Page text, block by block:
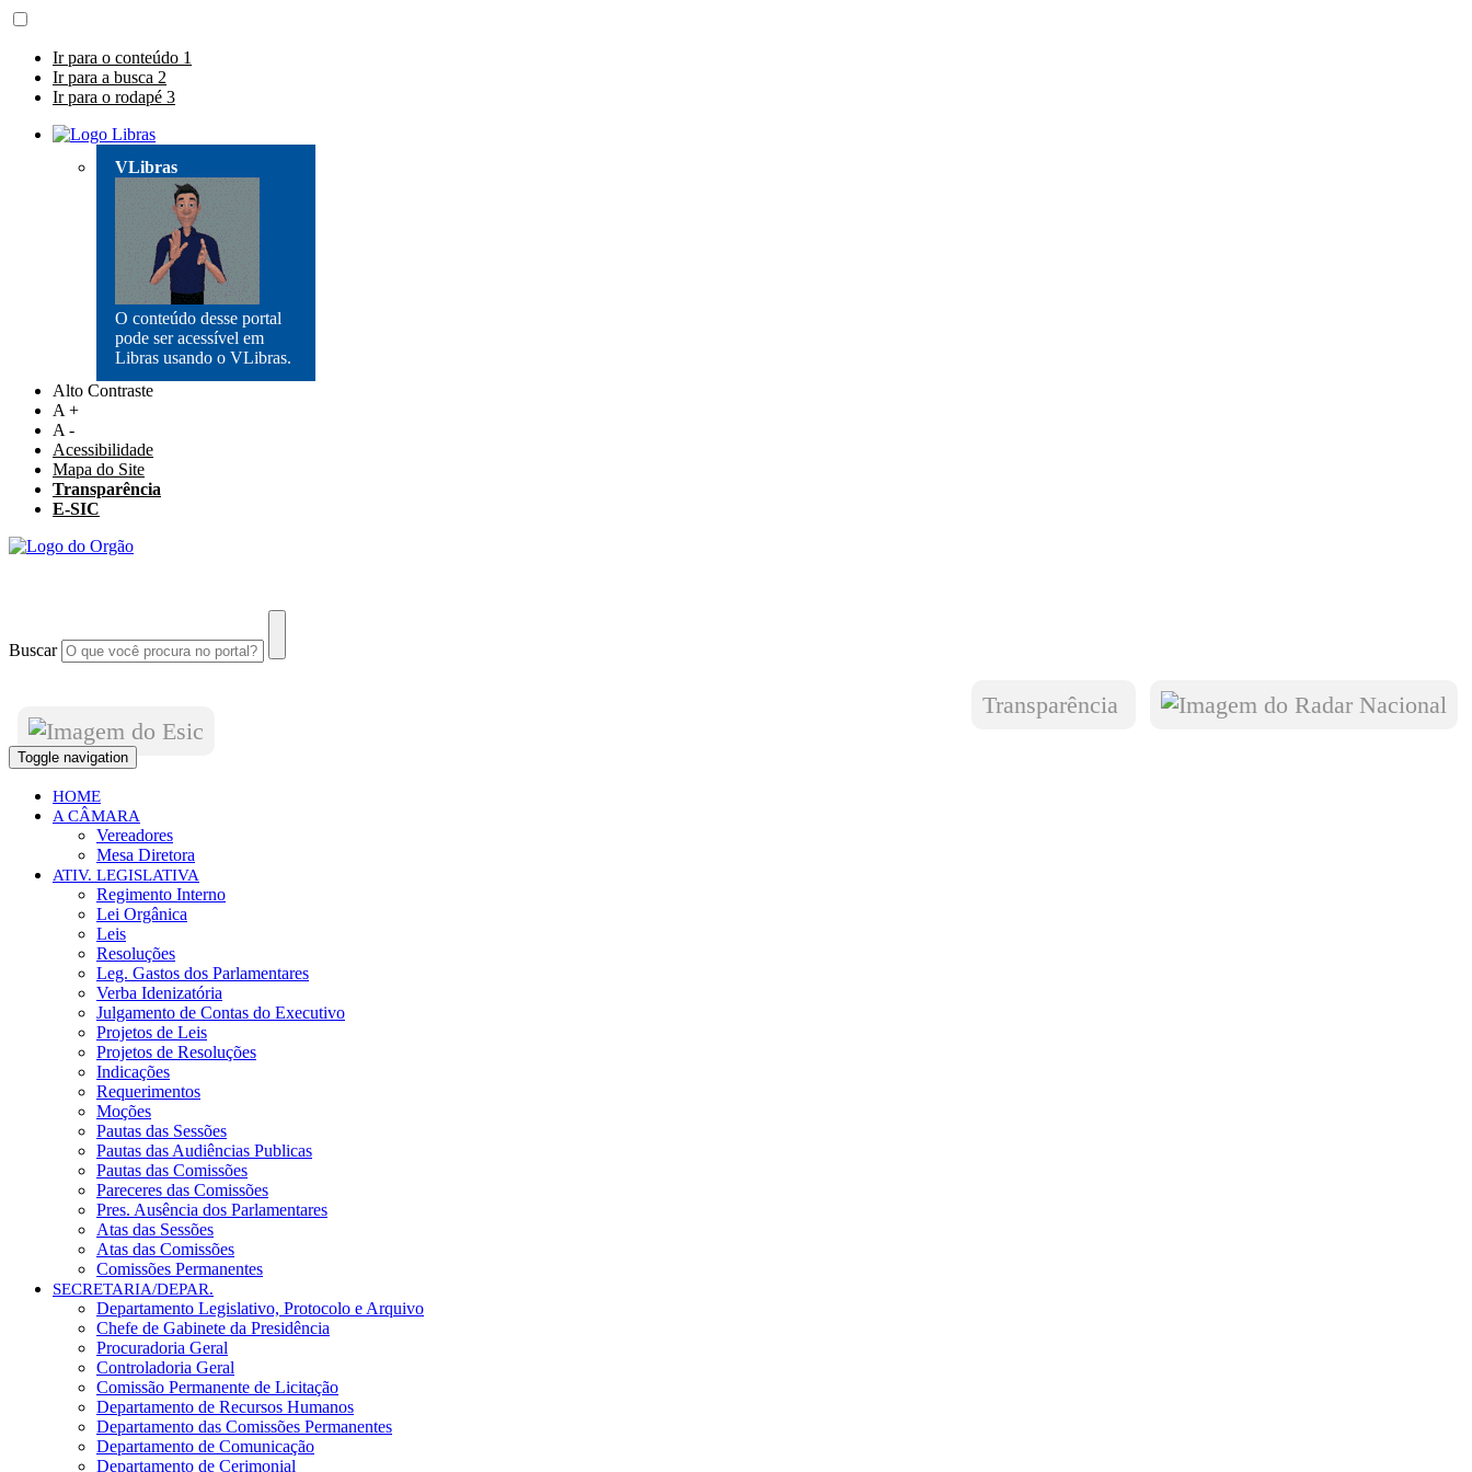
Ir para o conteúdo 1
Ir para a busca 2
Ir para o rodapé 3
VLibras
O conteúdo desse portal
pode ser acessível em
Libras usando o VLibras.
Alto Contraste
A +
A -
Acessibilidade
Mapa do Site
Transparência
E-SIC
Buscar
Transparência
Toggle navigation
HOME
A CÂMARA
Vereadores
Mesa Diretora
ATIV. LEGISLATIVA
Regimento Interno
Lei Orgânica
Leis
Resoluções
Leg. Gastos dos Parlamentares
Verba Idenizatória
Julgamento de Contas do Executivo
Projetos de Leis
Projetos de Resoluções
Indicações
Requerimentos
Moções
Pautas das Sessões
Pautas das Audiências Publicas
Pautas das Comissões
Pareceres das Comissões
Pres. Ausência dos Parlamentares
Atas das Sessões
Atas das Comissões
Comissões Permanentes
SECRETARIA/DEPAR.
Departamento Legislativo, Protocolo e Arquivo
Chefe de Gabinete da Presidência
Procuradoria Geral
Controladoria Geral
Comissão Permanente de Licitação
Departamento de Recursos Humanos
Departamento das Comissões Permanentes
Departamento de Comunicação
Departamento de Cerimonial